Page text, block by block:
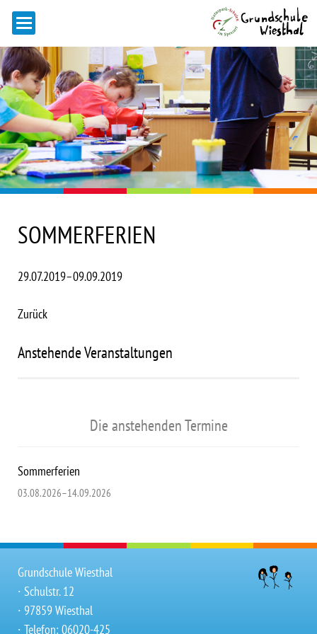
SOMMERFERIEN
29.07.2019–09.09.2019
Zurück
Anstehende Veranstaltungen
Die anstehenden Termine
Sommerferien
03.08.2026–14.09.2026
Grundschule Wiesthal
∙ Schulstr. 12
∙ 97859 Wiesthal
∙ Telefon: 06020-425